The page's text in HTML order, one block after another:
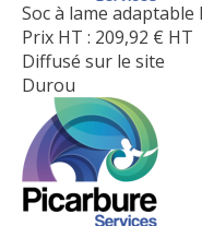
Soc à lame
Prix HT : 209,92 € HT
Diffusé sur le site
Durou